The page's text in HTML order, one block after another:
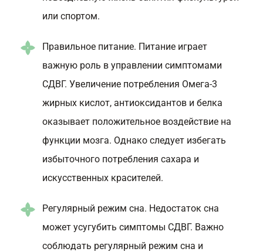
или спортом.
Правильное питание. Питание играет
важную роль в управлении симптомами
СДВГ. Увеличение потребления Омега-3
жирных кислот, антиоксидантов и белка
оказывает положительное воздействие на
функции мозга. Однако следует избегать
избыточного потребления сахара и
искусственных красителей.
Регулярный режим сна. Недостаток сна
может усугубить симптомы СДВГ. Важно
соблюдать регулярный режим сна и